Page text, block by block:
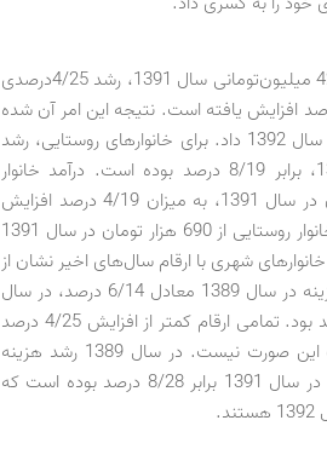
مقایسه هزینه‌های سال 1392 خانوار شهری با رقم 428/16 میلیون‌تومانی سال 1391، رشد 4/25‌درصدی
می‌دهد. در مقابل، درآمدهای خانوار شهری 2/22 درصد افزایش یافته است. نتیجه این امر آن شده
است که مازاد درآمد سال 1391 جای خود را به کسری در سال 1392 داد. برای خانوارهای روستایی، رشد
هزینه نسبت به رقم 818/10 میلیون‌تومانی سال 1391، برابر 8/19 درصد بوده است. درآمد خانوار
روستایی در سال 1392 نسبت به 128/10 میلیون تومان در سال 1391، به میزان 4/19 درصد افزایش
پیدا کرد که نتیجه آن افزایش کسری تراز درآمد و هزینه خانوار روستایی از 690 هزار تومان در سال 1391
رشد هزینه خانوارهای شهری با ارقام سال‌های اخیر نشان از
افزایش قابل توجه هزینه‌ها طی سال 1392 دارد. رشد هزینه در سال 1389 معادل 6/14 درصد، در سال
1390 برابر 7/16 درصد و در سال 1391 معادل 8/23 درصد بود. تمامی ارقام کمتر از افزایش 4/25 درصد
سال 1392 هستند. برای خانوارهای روستایی وضعیت به این صورت نیست. در سال 1389 رشد هزینه
معادل 5/15 درصد، در سال 1390 مساوی 6/22 درصد و در سال 1391 برابر 8/28 درصد بوده است که